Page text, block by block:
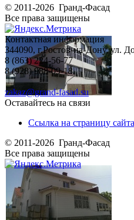
© 2011-2026 Гранд-Фасад
Все права защищены
Контактная информация
344090, г.Ростов-на-Дону, ул.
8 (863) 224-56-77
8 (928) 988-09-18
zakaz@grand-fasad.su
Оставайтесь на связи
Ссылка на страницу
© 2011-2026 Гранд-Фасад
Все права защищены